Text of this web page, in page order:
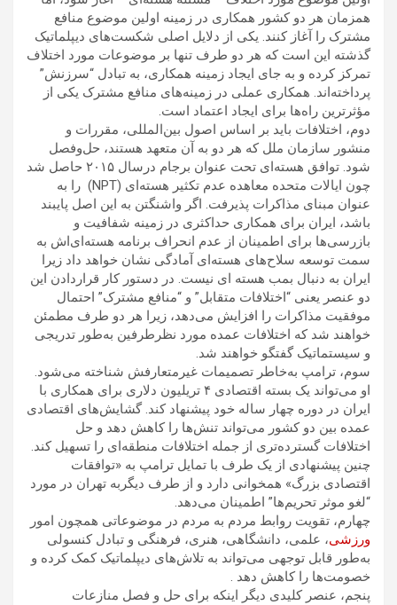
همزمان هر دو کشور همکاری در زمینه اولین موضوع منافع
مشترک را آغاز کنند. یکی از دلایل اصلی شکست‌های دیپلماتیک
گذشته این است که هر دو طرف تنها بر موضوعات مورد اختلاف
تمرکز کرده‌ و به جای ایجاد زمینه همکاری، به تبادل “سرزنش”
پرداخته‌اند. همکاری عملی در زمینه‌های منافع مشترک یکی از
مؤثرترین راه‌ها برای ایجاد اعتماد است.
دوم، اختلافات باید بر اساس اصول بین‌المللی، مقررات و
منشور سازمان ملل که هر دو به آن متعهد هستند، حل‌وفصل
شود. توافق هسته‌ای تحت عنوان برجام درسال ۲۰۱۵ حاصل شد
چون ایالات متحده معاهده عدم تکثیر هسته‌ای (NPT) را به‌
عنوان مبنای مذاکرات پذیرفت. اگر واشنگتن به این اصل پایبند
باشد، ایران برای همکاری حداکثری در زمینه شفافیت و
بازرسی‌ها برای اطمینان از عدم انحراف برنامه هسته‌ای‌اش به
سمت توسعه سلاح‌های هسته‌ای آمادگی نشان خواهد داد زیرا
ایران به دنبال بمب هسته ای نیست. در دستور کار قراردادن این
دو عنصر یعنی “اختلافات متقابل” و “منافع مشترک” احتمال
موفقیت مذاکرات را افزایش می‌دهد، زیرا هر دو طرف مطمئن
خواهند شد که اختلافات عمده مورد نظرطرفین به‌طور تدریجی
و سیستماتیک گفتگو خواهند شد.
سوم، ترامپ به‌خاطر تصمیمات غیرمتعارفش شناخته می‌شود.
او می‌تواند یک بسته اقتصادی ۴ تریلیون دلاری برای همکاری با
ایران در دوره چهار ساله خود پیشنهاد کند. گشایش‌های اقتصادی
عمده بین دو کشور می‌تواند تنش‌ها را کاهش دهد و حل
اختلافات گسترده‌تری از جمله اختلافات منطقه‌ای را تسهیل کند.
چنین پیشنهادی از یک طرف با تمایل ترامپ به «توافقات
اقتصادی بزرگ» همخوانی دارد و از طرف دیگربه تهران در مورد
“لغو موثر تحریم‌ها” اطمینان می‌دهد.
چهارم، تقویت روابط مردم‌ به‌ مردم در موضوعاتی همچون امور
ورزشی، علمی، دانشگاهی، هنری، فرهنگی و تبادل کنسولی
به‌طور قابل توجهی می‌تواند به تلاش‌های دیپلماتیک کمک کرده و
خصومت‌ها را کاهش دهد .
پنجم، عنصر کلیدی دیگر اینکه برای حل‌ و فصل منازعات